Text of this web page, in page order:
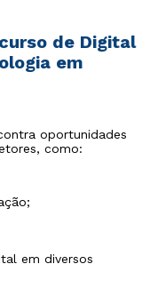
de Digital
em
oportunidades
como:
em diversos